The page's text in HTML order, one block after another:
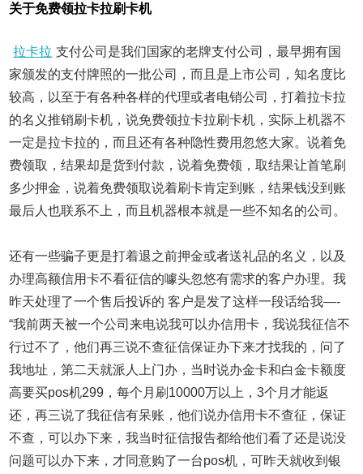
关于免费领拉卡拉刷卡机
拉卡拉 支付公司是我们国家的老牌支付公司，最早拥有国
家颁发的支付牌照的一批公司，而且是上市公司，知名度比
较高，以至于有各种各样的代理或者电销公司，打着拉卡拉
的名义推销刷卡机，说免费领拉卡拉刷卡机，实际上机器不
一定是拉卡拉的，而且还有各种隐性费用忽悠大家。说着免
费领取，结果却是货到付款，说着免费领，取结果让首笔刷
多少押金，说着免费领取说着刷卡肯定到账，结果钱没到账
最后人也联系不上，而且机器根本就是一些不知名的公司。
还有一些骗子更是打着退之前押金或者送礼品的名义，以及
办理高额信用卡不看征信的噱头忽悠有需求的客户办理。我
昨天处理了一个售后投诉的 客户是发了这样一段话给我—-
“我前两天被一个公司来电说我可以办信用卡，我说我征信不
行过不了，他们再三说不查征信保证办下来才找我的，问了
我地址，第二天就派人上门办，当时说办金卡和白金卡额度
高要买pos机299，每个月刷10000万以上，3个月才能返
还，再三说了我征信有呆账，他们说办信用卡不查征，保证
不查，可以办下来，我当时征信报告都给他们看了还是说没
问题可以办下来，才同意购了一台pos机，可昨天就收到银